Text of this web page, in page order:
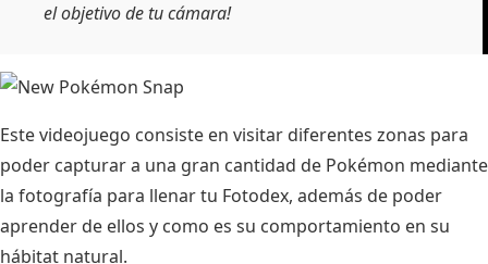
el objetivo de tu cámara!
Este videojuego consiste en visitar diferentes zonas para
poder capturar a una gran cantidad de Pokémon mediante
la fotografía para llenar tu Fotodex, además de poder
aprender de ellos y como es su comportamiento en su
hábitat natural.